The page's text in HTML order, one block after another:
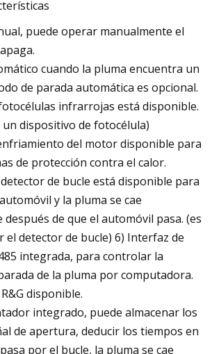
puede operar manualmente el
cuando la pluma encuentra un
de parada automática es opcional.
infrarrojas está disponible.
dispositivo de fotocélula)
del motor disponible para
de protección contra el calor.
de bucle está disponible para
y la pluma se cae
de que el automóvil pasa. (es
el detector de bucle) 6) Interfaz de
integrada, para controlar la
de la pluma por computadora.
disponible.
integrado, puede almacenar los
de apertura, deducir los tiempos en
por el bucle, la pluma se cae